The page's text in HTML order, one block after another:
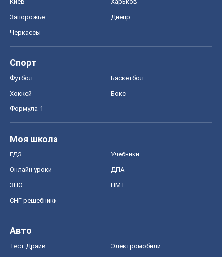
Киев Харьков
Запорожье Днепр
Черкассы
Спорт
Футбол Баскетбол
Хоккей Бокс
Формула-1
Моя школа
ГДЗ Учебники
Онлайн уроки ДПА
ЗНО НМТ
СНГ решебники
Авто
Тест Драйв Электромобили